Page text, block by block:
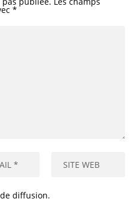
*
diffusion.